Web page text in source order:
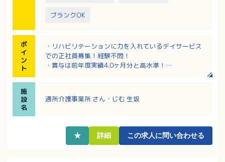
ブランクOK
ポ
イ
ン
ト
・リハビリテーションに力を入れているデイサービス
での正社員募集！経験不問！
・賞与は前年度実績4.0ヶ月分と高水準！
て利用者様の自立支援に関われます！
施
設
名
通所介護事業所 さん・じむ 生坂
★ 詳細 この求人に問い合わせる